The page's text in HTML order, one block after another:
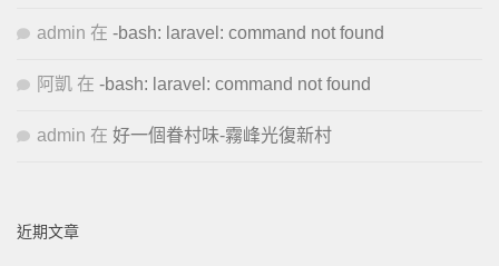
admin 在 -bash: laravel: command not found
阿凱 在 -bash: laravel: command not found
admin 在 好一個眷村味-霧峰光復新村
近期文章